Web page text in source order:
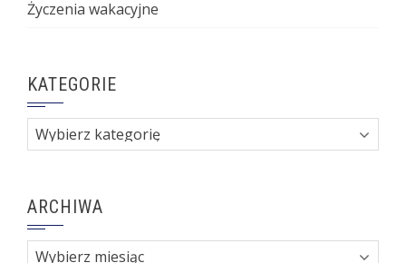
Życzenia wakacyjne
KATEGORIE
Kategorie
ARCHIWA
Archiwa